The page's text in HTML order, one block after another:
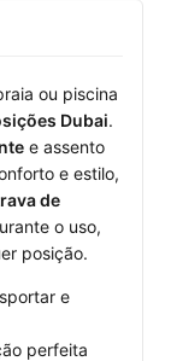
ou piscina
Dubai.
e assento
e estilo,
de
o uso,
posição.
e
perfeita